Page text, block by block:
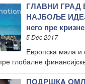
ГЛАВНИ ГРАД
НАЈБОЉЕ
него пре
5 Dec 2017
Европска мала
глобалне
ПOДРШКA